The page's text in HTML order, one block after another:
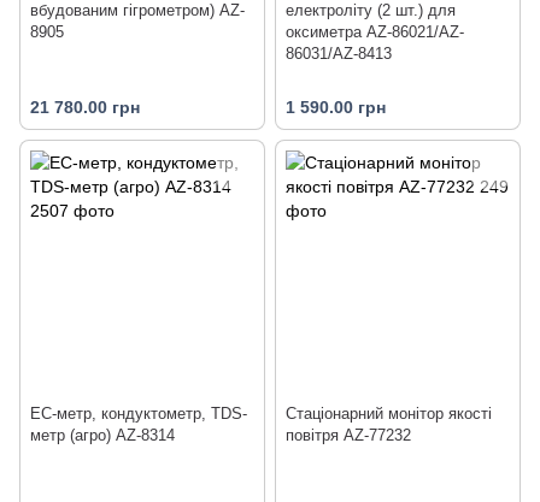
вбудованим гігрометром) AZ-
8905
21 780.00 грн
електроліту (2 шт.) для
оксиметра AZ-86021/AZ-
86031/AZ-8413
1 590.00 грн
EC-метр, кондуктометр, TDS-
метр (агро) AZ-8314
Стаціонарний монітор якості
повітря AZ-77232